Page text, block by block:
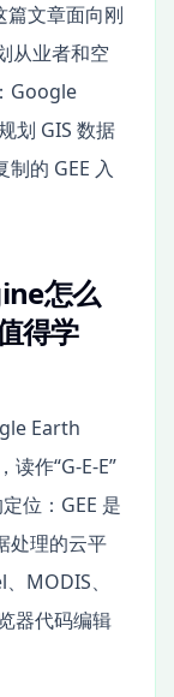
篇文章面向刚
从业者和空
Google
划 GIS 数据
的 GEE 入
怎么
得学
Earth
读作“G-E-E”
位：GEE 是
处理的云平
MODIS、
器代码编辑